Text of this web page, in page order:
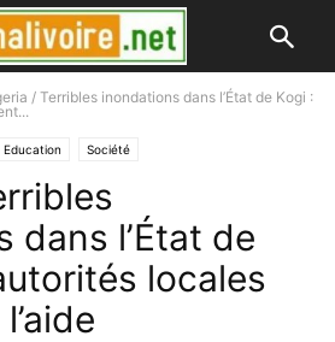
/ Terribles inondations dans l’État de Kogi :
Education Société
dans l’État de
locales